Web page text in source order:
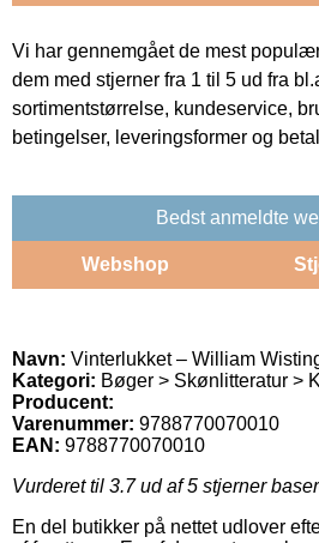
Vi har gennemgået de mest
dem med stjerner fra 1 til 5 ud fra
sortimentstørrelse, kundeservice,
betingelser, leveringsformer og
Bedst anmeldte
Webshop
Navn: Vinterlukket – William
Kategori: Bøger > Skønlitteratur >
Producent:
Varenummer: 9788770070010
EAN: 9788770070010
Vurderet til 3.7ud af 5 stjerner
En del butikker på nettet udlover